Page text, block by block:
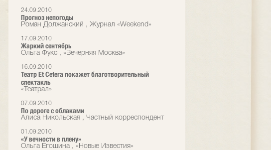
24.09.2010
Прогноз непогоды
Роман Должанский , Журнал «Weekend»
17.09.2010
Жаркий сентябрь
Ольга Фукс , «Вечерняя Москва»
16.09.2010
Театр Et Cetera покажет благотворительный
спектакль
«Театрал»
07.09.2010
По дороге с облаками
Алиса Никольская , Частный корреспондент
01.09.2010
«У вечности в плену»
Ольга Егошина , «Новые Известия»